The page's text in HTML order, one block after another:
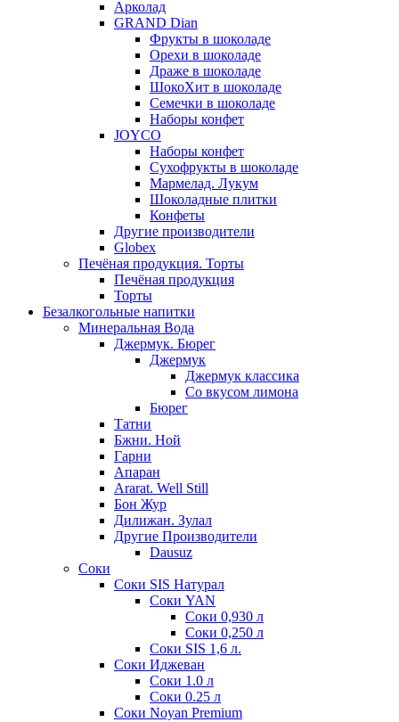
Арколад
GRAND Dian
Фрукты в шоколаде
Орехи в шоколаде
Драже в шоколаде
ШокоХит в шоколаде
Семечки в шоколаде
Наборы конфет
JOYCO
Наборы конфет
Сухофрукты в шоколаде
Мармелад. Лукум
Шоколадные плитки
Конфеты
Другие производители
Globex
Печёная продукция. Торты
Печёная продукция
Торты
Безалкогольные напитки
Минеральная Вода
Джермук. Бюрег
Джермук
Джермук классика
Со вкусом лимона
Бюрег
Татни
Бжни. Ной
Гарни
Апаран
Ararat. Well Still
Бон Жур
Дилижан. Зулал
Другие Производители
Dausuz
Соки
Соки SIS Натурал
Соки YAN
Соки 0,930 л
Соки 0,250 л
Соки SIS 1,6 л.
Соки Иджеван
Соки 1.0 л
Соки 0.25 л
Соки Noyan Premium